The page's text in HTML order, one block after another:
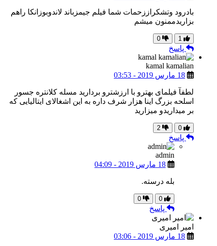
بادرود وتشکراززحمات شما فیلم جیمزباند لاندوبوزانکا راهم
بزاریدممنون میشم
1
0
پاسخ
kamal kamalian
18 مارس 2019 - 03:53
لطفآ فیلمای بهترو با ارزشترو بردارید مسله کلانتره جسور
اسلحه بزرگ اینا هزار شرف داره به این اشغالای ایتالیایی که
بر میداریدو میزارید
0
2
پاسخ
admin
18 مارس 2019 - 04:09
بله درسته.
0
0
پاسخ
امیر امیری
18 مارس 2019 - 03:06